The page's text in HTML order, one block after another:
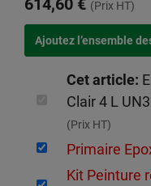
(Prix HT)
Cet article:
Clair 4 L
(Prix HT)
Primaire
Kit Peinture